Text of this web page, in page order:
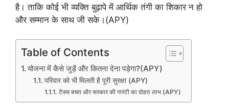
है। ताकि कोई भी व्यक्ति बुढ़ापे में आर्थिक तंगी का शिकार न हो
और सम्मान के साथ जी सके।(APY)
Table of Contents
योजना में कैसे जुड़ें और कितना देना पड़ेगा?(APY)
परिवार को भी मिलती है पूरी सुरक्षा (APY)
टैक्स बचत और सरकार की गारंटी का दोहरा लाभ (APY)